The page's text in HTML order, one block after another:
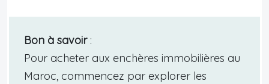
Bon à savoir:
Pour acheter aux enchères immobilières au
Maroc, commencez par explorer les